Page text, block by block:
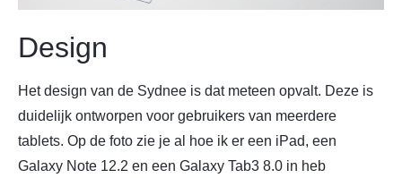
Design
Het design van de Sydnee is dat meteen opvalt. Deze is
duidelijk ontworpen voor gebruikers van meerdere
tablets. Op de foto zie je al hoe ik er een iPad, een
Galaxy Note 12.2 en een Galaxy Tab3 8.0 in heb